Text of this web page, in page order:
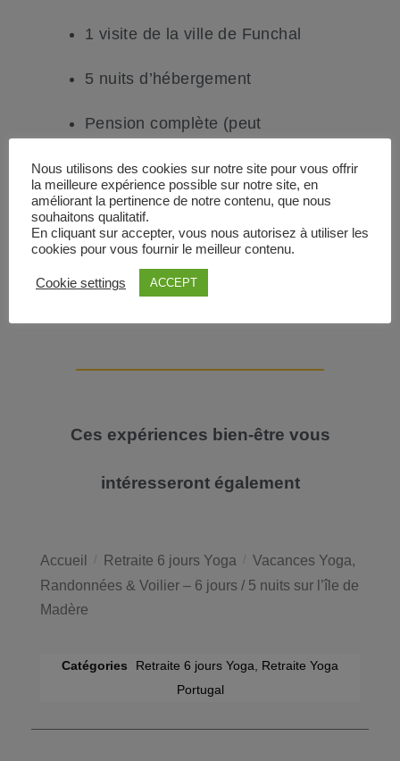
1 visite de la ville de Funchal
5 nuits d’hébergement
Pension complète (peut
végétariens et vegans)
Réserver dès maintenant
Ces expériences bien-être vous
intéresseront également
Accueil / Retraite 6 jours Yoga / Vacances Yoga,
Randonnées & Voilier – 6 jours / 5 nuits sur l’île de
Madère
Catégories Retraite 6 jours Yoga, Retraite Yoga
Portugal
Nous utilisons des cookies sur notre site pour vous offrir
la meilleure expérience possible sur notre site, en
améliorant la pertinence de notre contenu, que nous
souhaitons qualitatif.
En cliquant sur accepter, vous nous autorisez à utiliser les
cookies pour vous fournir le meilleur contenu.
Cookie settings ACCEPT